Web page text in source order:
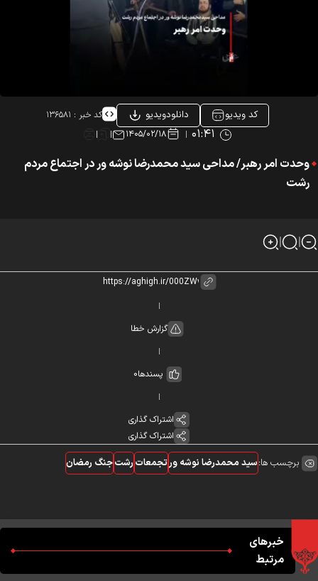
کد ویدیو دانلودویدیو کد خبر : ۱۳۶۵۸۱
۰۱:۴۱ ۱۴۰۵/۰۲/۱۸
وحدت امر رهبر/ مداحی سید محمدرضا نوشه ور در اجتماع مردم
رشت
گزارش خطا
پسندها0
اشتراک گذاری
اشتراک گذاری
برچسب ها:سید محمدرضا نوشه ورتجمعاترشتجنگ رمضان
خبرهای
مرتبط